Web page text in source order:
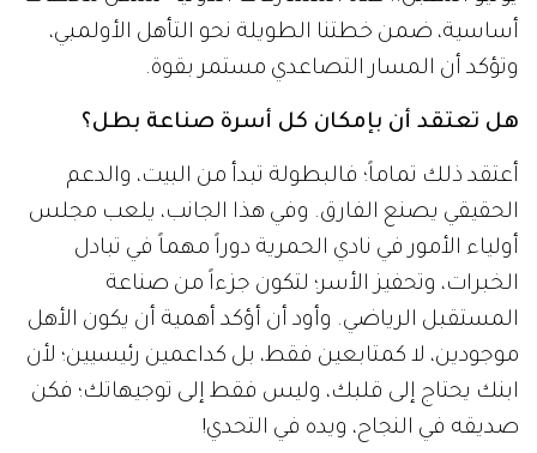
أساسية، ضمن خطتنا الطويلة نحو التأهل الأولمبي،
وتؤكد أن المسار التصاعدي مستمر بقوة.
هل تعتقد أن بإمكان كل أسرة صناعة بطل؟
أعتقد ذلك تماماً؛ فالبطولة تبدأ من البيت، والدعم
الحقيقي يصنع الفارق. وفي هذا الجانب، يلعب مجلس
أولياء الأمور في نادي الحمرية دوراً مهماً في تبادل
الخبرات، وتحفيز الأسر؛ لتكون جزءاً من صناعة
المستقبل الرياضي. وأود أن أؤكد أهمية أن يكون الأهل
موجودين، لا كمتابعين فقط، بل كداعمين رئيسيين؛ لأن
ابنك يحتاج إلى قلبك، وليس فقط إلى توجيهاتك؛ فكن
صديقه في النجاح، ويده في التحدي!